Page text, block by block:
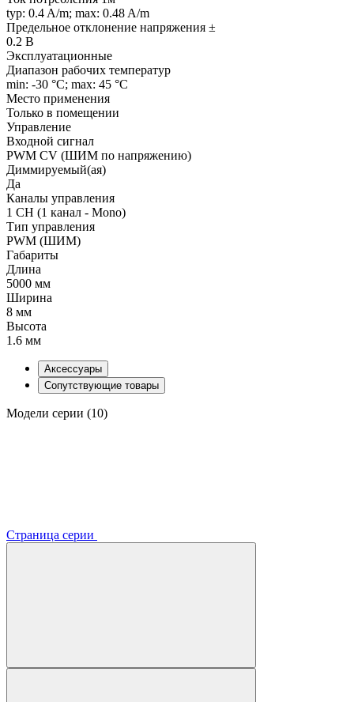
typ: 0.4 A/m; max: 0.48 A/m
Предельное отклонение напряжения ±
0.2 В
Эксплуатационные
Диапазон рабочих температур
min: -30 °C; max: 45 °C
Место применения
Только в помещении
Управление
Входной сигнал
PWM СV (ШИМ по напряжению)
Диммируемый(ая)
Да
Каналы управления
1 CH (1 канал - Mono)
Тип управления
PWM (ШИМ)
Габариты
Длина
5000 мм
Ширина
8 мм
Высота
1.6 мм
Аксессуары
Сопутствующие товары
Модели серии (10)
Страница серии